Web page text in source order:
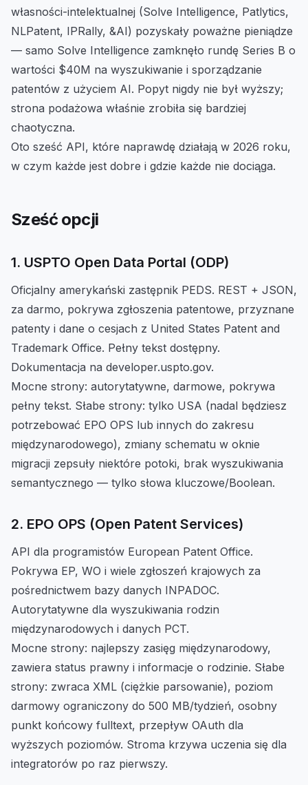
własności-intelektualnej (Solve Intelligence, Patlytics,
NLPatent, IPRally, &AI) pozyskały poważne pieniądze
— samo Solve Intelligence zamknęło rundę Series B o
wartości $40M na wyszukiwanie i sporządzanie
patentów z użyciem AI. Popyt nigdy nie był wyższy;
strona podażowa właśnie zrobiła się bardziej
chaotyczna.
Oto sześć API, które naprawdę działają w 2026 roku,
w czym każde jest dobre i gdzie każde nie dociąga.
Sześć opcji
1. USPTO Open Data Portal (ODP)
Oficjalny amerykański zastępnik PEDS. REST + JSON,
za darmo, pokrywa zgłoszenia patentowe, przyznane
patenty i dane o cesjach z United States Patent and
Trademark Office. Pełny tekst dostępny.
Dokumentacja na developer.uspto.gov.
Mocne strony: autorytatywne, darmowe, pokrywa
pełny tekst. Słabe strony: tylko USA (nadal będziesz
potrzebować EPO OPS lub innych do zakresu
międzynarodowego), zmiany schematu w oknie
migracji zepsuły niektóre potoki, brak wyszukiwania
semantycznego — tylko słowa kluczowe/Boolean.
2. EPO OPS (Open Patent Services)
API dla programistów European Patent Office.
Pokrywa EP, WO i wiele zgłoszeń krajowych za
pośrednictwem bazy danych INPADOC.
Autorytatywne dla wyszukiwania rodzin
międzynarodowych i danych PCT.
Mocne strony: najlepszy zasięg międzynarodowy,
zawiera status prawny i informacje o rodzinie. Słabe
strony: zwraca XML (ciężkie parsowanie), poziom
darmowy ograniczony do 500 MB/tydzień, osobny
punkt końcowy fulltext, przepływ OAuth dla
wyższych poziomów. Stroma krzywa uczenia się dla
integratorów po raz pierwszy.